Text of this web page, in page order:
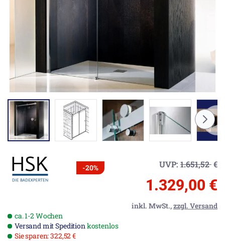
-20% UVP: 1.651,52€
1.329,00 €
inkl. MwSt.,zzgl. Versand
ca. 1-2 Wochen
Versand mit Speditionkostenlos
Sie sparen: 322,52 €